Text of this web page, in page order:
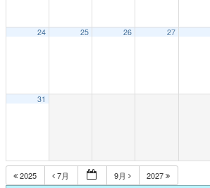
24 25 26 27
31
2025 7月 9月 2027